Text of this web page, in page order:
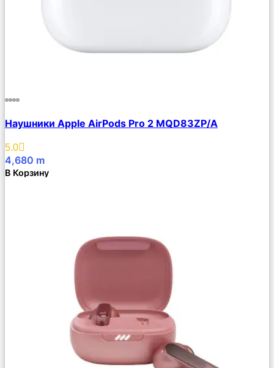
Описание
Избранное
Наушники Apple AirPods Pro 2 MQD83ZP/A
5.0
4,680 m
В Корзину